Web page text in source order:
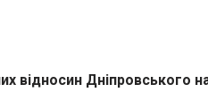
відносин Дніпровського